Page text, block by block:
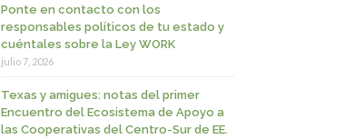
Ponte en contacto con los
responsables políticos de tu estado y
cuéntales sobre la Ley WORK
julio 7, 2026
Texas y amigues: notas del primer
Encuentro del Ecosistema de Apoyo a
las Cooperativas del Centro-Sur de EE.